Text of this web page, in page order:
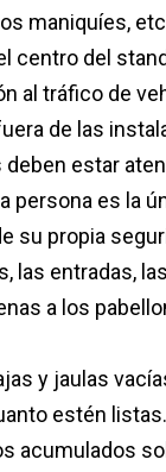
maniquíes,
centro del
al tráfico de
de las
deben estar
persona es la
su propia
las entradas,
a los
y jaulas
estén
acumulados